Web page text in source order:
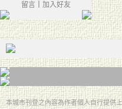
留言｜ 加入好友
本城市刊登之內容為作者個人自行提供